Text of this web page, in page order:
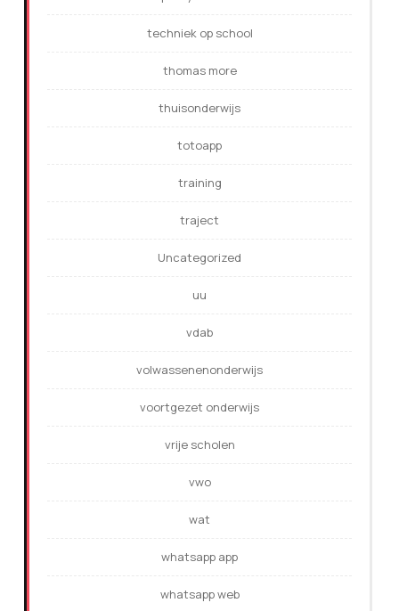
techniek op school
thomas more
thuisonderwijs
totoapp
training
traject
Uncategorized
uu
vdab
volwassenenonderwijs
voortgezet onderwijs
vrije scholen
vwo
wat
whatsapp app
whatsapp web